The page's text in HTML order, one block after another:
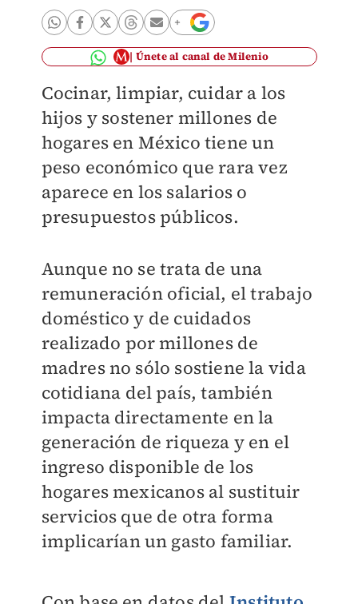
Únete al canal de Milenio
Cocinar, limpiar, cuidar a los
hijos y sostener millones de
hogares en México tiene un
peso económico que rara vez
aparece en los salarios o
presupuestos públicos.
Aunque no se trata de una
remuneración oficial, el trabajo
doméstico y de cuidados
realizado por millones de
madres no sólo sostiene la vida
cotidiana del país, también
impacta directamente en la
generación de riqueza y en el
ingreso disponible de los
hogares mexicanos al sustituir
servicios que de otra forma
implicarían un gasto familiar.